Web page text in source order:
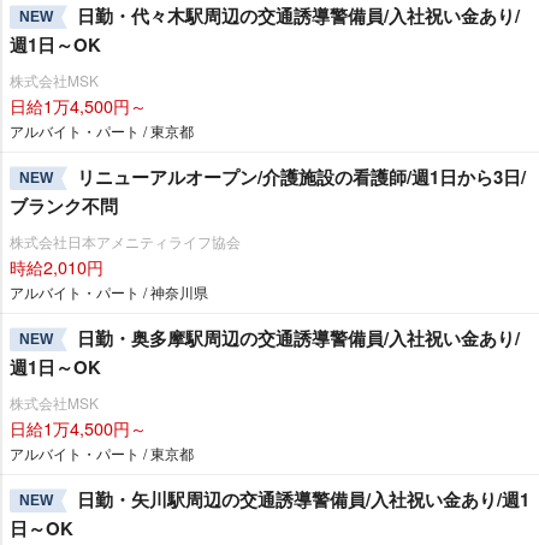
NEW
日勤・代々木駅周辺の交通誘導警備員/入社祝い金あり/
週1日～OK
株式会社MSK
日給1万4,500円～
アルバイト・パート / 東京都
NEW
リニューアルオープン/介護施設の看護師/週1日から3日/
ブランク不問
株式会社日本アメニティライフ協会
時給2,010円
アルバイト・パート / 神奈川県
NEW
日勤・奥多摩駅周辺の交通誘導警備員/入社祝い金あり/
週1日～OK
株式会社MSK
日給1万4,500円～
アルバイト・パート / 東京都
NEW
日勤・矢川駅周辺の交通誘導警備員/入社祝い金あり/週1
日～OK